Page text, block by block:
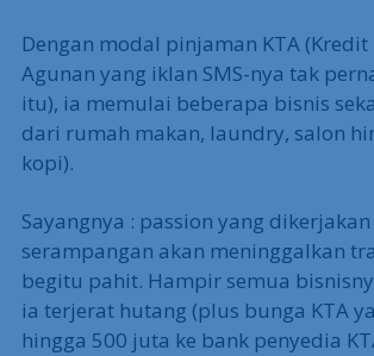
Dengan modal pinjaman KTA (Kredit
Agunan yang iklan SMS-nya tak
itu), ia memulai beberapa bisnis
dari rumah makan, laundry, salon
kopi).
Sayangnya : passion yang
serampangan akan meninggalkan
begitu pahit. Hampir semua
ia terjerat hutang (plus bunga KTA
hingga 500 juta ke bank penyedia